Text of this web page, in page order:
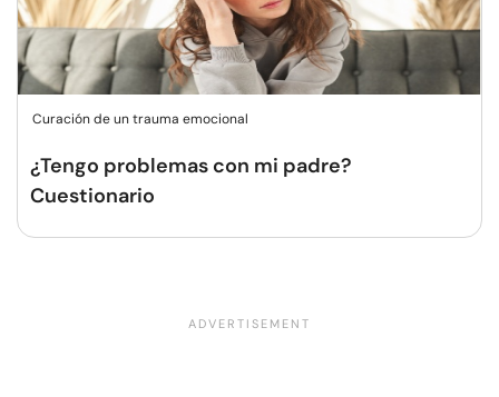
Curación de un trauma emocional
¿Tengo problemas con mi padre?
Cuestionario